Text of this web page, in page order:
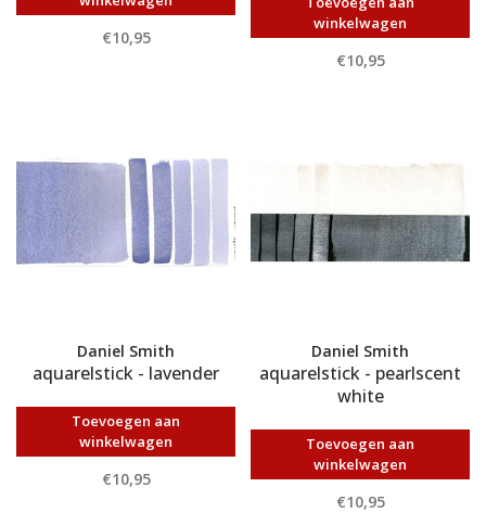
€10,95
winkelwagen
€10,95
Daniel Smith
aquarelstick - lavender
Toevoegen aan
winkelwagen
€10,95
Daniel Smith
aquarelstick - pearlscent
white
Toevoegen aan
winkelwagen
€10,95